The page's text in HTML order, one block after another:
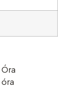
Óra
óra